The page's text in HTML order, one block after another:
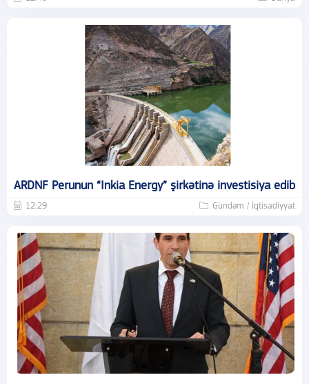
ARDNF Perunun “Inkia Energy” şirkətinə investisiya edib
12:29 Gündəm / İqtisadiyyat